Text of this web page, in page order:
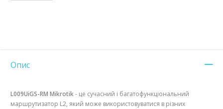
Опис
L009UiGS-RM Mikrotik- це сучасний і багатофункціональний
маршрутизатор L2, який може використовуватися в різних